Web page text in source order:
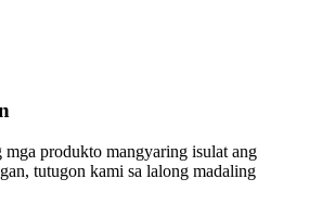
produkto mangyaring isulat ang
tutugon kami sa lalong madaling